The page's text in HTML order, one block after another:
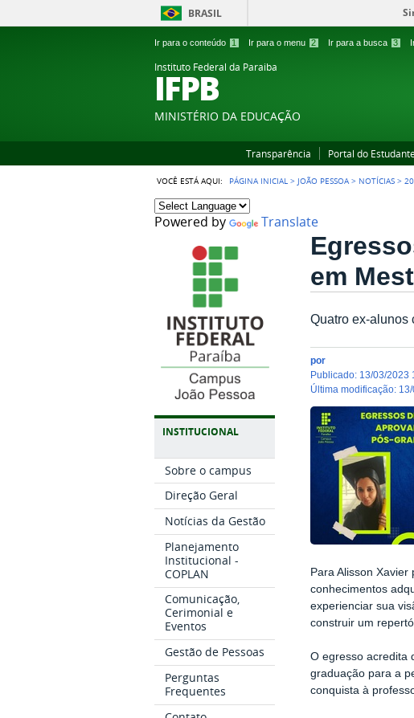
BRASIL
Ir para o conteúdo 1 Ir para o menu 2 Ir para a busca 3
Instituto Federal da Paraiba
IFPB
MINISTÉRIO DA EDUCAÇÃO
Transparência Portal do
VOCÊ ESTÁ AQUI: PÁGINA INICIAL > JOÃO PESSOA > NOTÍCIAS >
Powered by Translate
INSTITUCIONAL
Sobre o campus
Direção Geral
Notícias da Gestão
Planejamento
Institucional -
COPLAN
Comunicação,
Cerimonial e
Eventos
Gestão de Pessoas
Perguntas
Frequentes
em
Quatro ex-alunos
por
publicado: 13/03/2023
última modificação:
Para Alisson
conhecimentos
experienciar sua
construir um
O egresso acredita
graduação para a
conquista à